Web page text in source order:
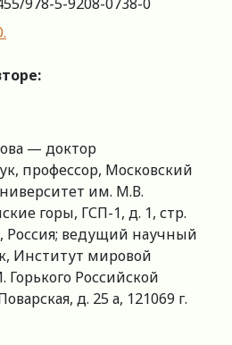
— доктор
профессор, Московский
им. М.В.
горы, ГСП-1, д. 1, стр.
Россия; ведущий научный
Институт мировой
Российской
д. 25 а, 121069 г.